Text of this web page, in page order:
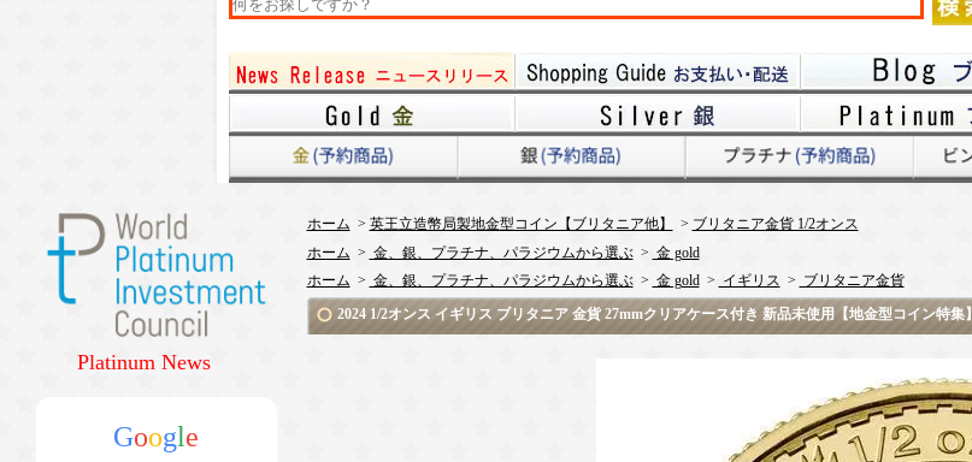
Platinum News
Google
ホーム > 英王立造幣局製地金型コイン【ブリタニア他】 > ブリタニア金貨 1/2オンス
ホーム > 金、銀、プラチナ、パラジウムから選ぶ> 金 gold
ホーム > 金、銀、プラチナ、パラジウムから選ぶ> 金 gold> イギリス > ブリタニア金貨
2024 1/2オンス イギリス ブリタニア 金貨 27mmクリアケース付き 新品未使用【地金型コイン特集】